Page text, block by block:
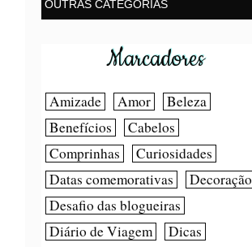
Marcadores
Amizade Amor
Beleza
Benefícios
Cabelos
Comprinhas
Curiosidades
Datas comemorativas
Decoração
Desafio das blogueiras
Diário de Viagem
Dicas